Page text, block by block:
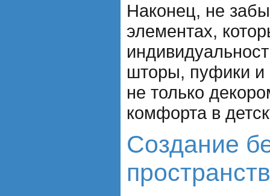
Наконец, не
элементах,
шторы, пуфики и
не только
комфорта в
Создание